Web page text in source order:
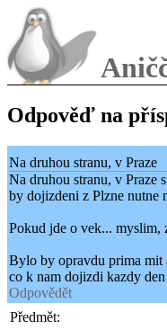
Odpověď na
Na druhou stranu, v Praze
Na druhou stranu, v Praze
by dojizdeni z Plzne nutne
Pokud jde o vek... myslim,
Bylo by opravdu prima mit
co k nam dojizdi kazdy
Odpovědět
Předmět: